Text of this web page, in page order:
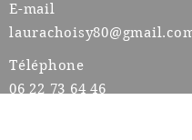
E-mail
Téléphone
06 22 73 64 46